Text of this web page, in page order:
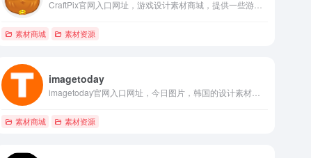
素材商城 素材资源
imagetoday
素材商城 素材资源